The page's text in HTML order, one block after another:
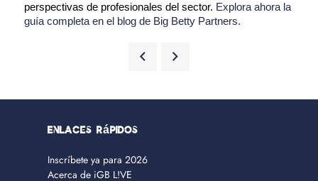
perspectivas de profesionales del sector. Explora ahora la
guía completa en el blog de Big Betty Partners.
Enlaces rápidos
Inscríbete ya para 2026
Acerca de iGB L!VE